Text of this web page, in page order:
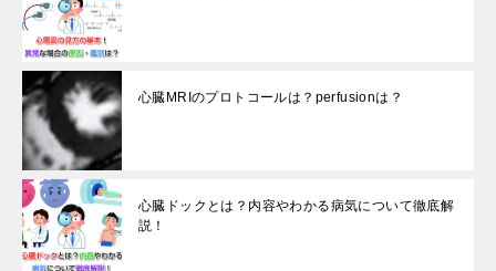
心臓MRIのプロトコールは？perfusionは？
心臓ドックとは？内容やわかる病気について徹底解
説！